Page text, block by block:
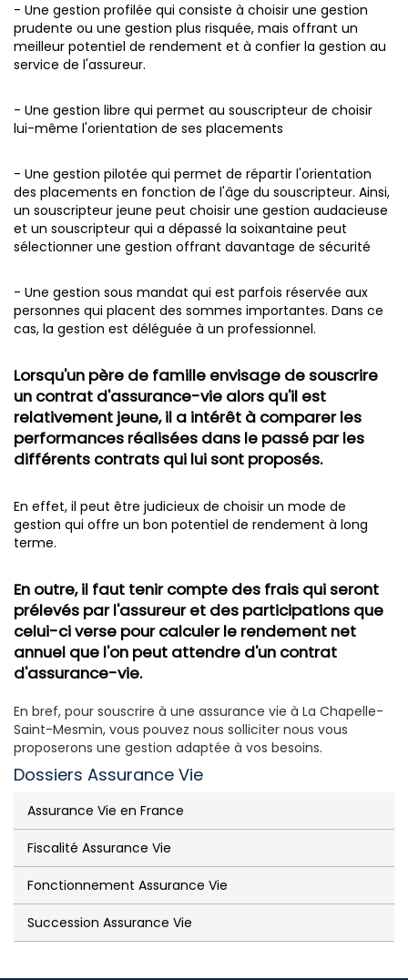
- Une gestion profilée qui consiste à choisir une gestion
prudente ou une gestion plus risquée, mais offrant un
meilleur potentiel de rendement et à confier la gestion au
service de l'assureur.
- Une gestion libre qui permet au souscripteur de choisir
lui-même l'orientation de ses placements
- Une gestion pilotée qui permet de répartir l'orientation
des placements en fonction de l'âge du souscripteur. Ainsi,
un souscripteur jeune peut choisir une gestion audacieuse
et un souscripteur qui a dépassé la soixantaine peut
sélectionner une gestion offrant davantage de sécurité
- Une gestion sous mandat qui est parfois réservée aux
personnes qui placent des sommes importantes. Dans ce
cas, la gestion est déléguée à un professionnel.
Lorsqu'un père de famille envisage de souscrire
un contrat d'assurance-vie alors qu'il est
relativement jeune, il a intérêt à comparer les
performances réalisées dans le passé par les
différents contrats qui lui sont proposés.
En effet, il peut être judicieux de choisir un mode de
gestion qui offre un bon potentiel de rendement à long
terme.
En outre, il faut tenir compte des frais qui seront
prélevés par l'assureur et des participations que
celui-ci verse pour calculer le rendement net
annuel que l'on peut attendre d'un contrat
d'assurance-vie.
En bref, pour souscrire à une assurance vie à La Chapelle-
Saint-Mesmin, vous pouvez nous solliciter nous vous
proposerons une gestion adaptée à vos besoins.
Dossiers Assurance Vie
Assurance Vie en France
Fiscalité Assurance Vie
Fonctionnement Assurance Vie
Succession Assurance Vie